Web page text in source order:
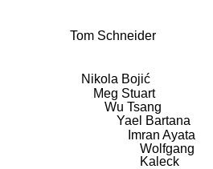
Tom Schneider
Nikola Bojić
Meg Stuart
Wu Tsang
Yael Bartana
Imran Ayata
Wolfgang
Kaleck